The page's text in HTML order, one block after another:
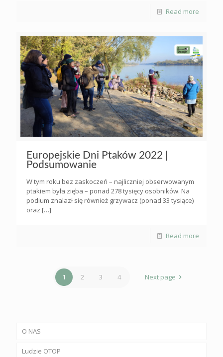
Read more
Europejskie Dni Ptaków 2022 |
Podsumowanie
W tym roku bez zaskoczeń – najliczniej obserwowanym
ptakiem była zięba – ponad 278 tysięcy osobników. Na
podium znalazł się również grzywacz (ponad 33 tysiące)
oraz […]
Read more
1 2 3 4 Next page
O NAS
Ludzie OTOP